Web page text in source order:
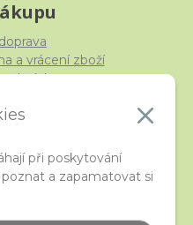
při poskytování
a zapamatovat si
a vrácení zboží